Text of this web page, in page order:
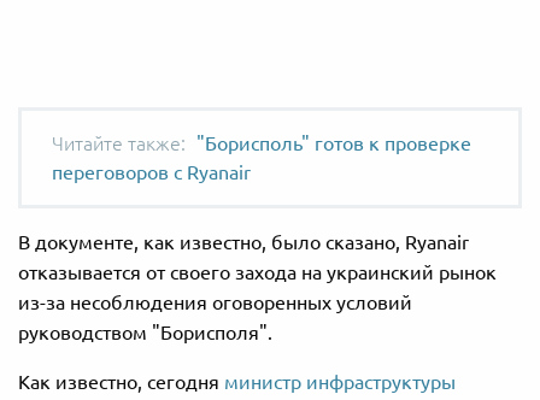
"Борисполь" готов к проверке
переговоров с Ryanair
В документе, как известно, было сказано, Ryanair
отказывается от своего захода на украинский рынок
из-за несоблюдения оговоренных условий
руководством "Борисполя".
Как известно, сегодня министр инфраструктуры